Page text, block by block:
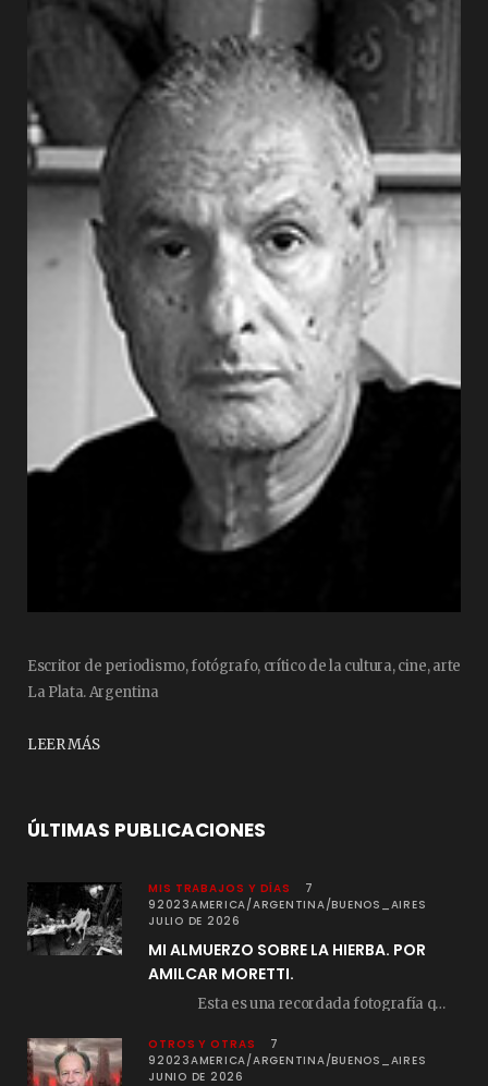
Escritor de periodismo, fotógrafo, crítico de la cultura, cine, arte
La Plata. Argentina
LEER MÁS
ÚLTIMAS PUBLICACIONES
MIS TRABAJOS Y DÍAS
7
92023AMERICA/ARGENTINA/BUENOS_AIRES
JULIO DE 2026
MI ALMUERZO SOBRE LA HIERBA. POR
AMILCAR MORETTI.
Esta es una recordada fotografía que registré…
OTROS Y OTRAS
7
92023AMERICA/ARGENTINA/BUENOS_AIRES
JUNIO DE 2026